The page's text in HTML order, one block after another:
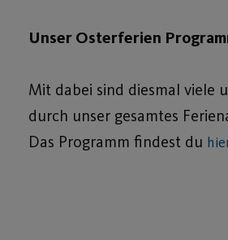
Unser Osterferien
Mit dabei sind diesmal viele
durch unser gesamtes
Das Programm findest du